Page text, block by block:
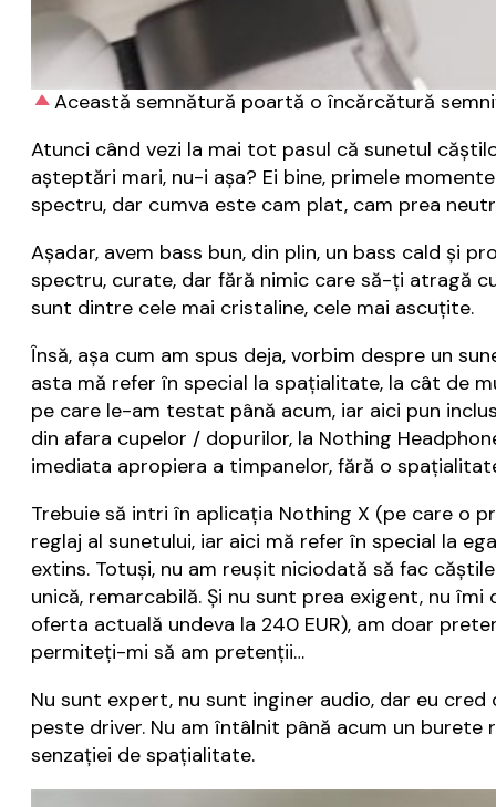
Această semnătură poartă o încărcătură
Atunci când vezi la mai tot pasul că sunetul
așteptări mari, nu-i așa? Ei bine, primele
spectru, dar cumva este cam plat, cam prea
Așadar, avem bass bun, din plin, un bass cald și
spectru, curate, dar fără nimic care să-ți atragă
sunt dintre cele mai cristaline, cele mai ascuțite.
Însă, așa cum am spus deja, vorbim despre un
asta mă refer în special la spațialitate, la cât de
pe care le-am testat până acum, iar aici pun
din afara cupelor / dopurilor, la Nothing
imediata apropiera a timpanelor, fără o
Trebuie să intri în aplicația Nothing X (pe care o
reglaj al sunetului, iar aici mă refer în special la
extins. Totuși, nu am reușit niciodată să fac
unică, remarcabilă. Și nu sunt prea exigent, nu
oferta actuală undeva la 240 EUR), am doar
permiteți-mi să am pretenții…
Nu sunt expert, nu sunt inginer audio, dar eu
peste driver. Nu am întâlnit până acum un
senzației de spațialitate.